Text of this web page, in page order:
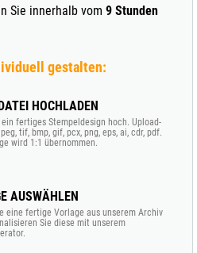
Sie innerhalb vom 9 Stunden
gestalten:
HOCHLADEN
ein fertiges Stempeldesign hoch. Upload-
tif, bmp, gif, pcx, png, eps, ai, cdr, pdf.
wird 1:1 übernommen.
AUSWÄHLEN
eine fertige Vorlage aus unserem Archiv
Sie diese mit unserem